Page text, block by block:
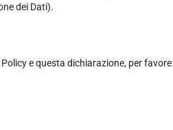
dei Dati).
e questa dichiarazione, per